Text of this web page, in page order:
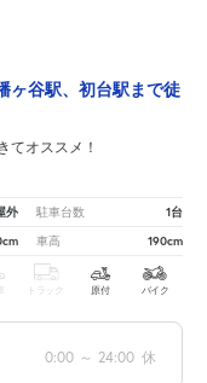
ヶ谷駅、初台駅まで徒
てオススメ！
外 駐車台数 1台
車高 190cm
トラック 原付 バイク
0:00 ～ 24:00 休